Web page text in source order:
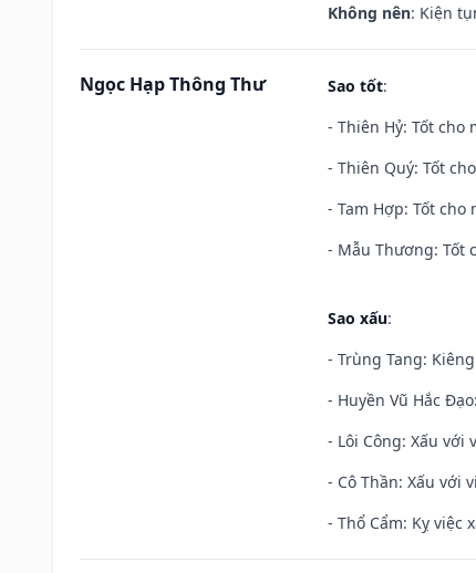
Không nên: Kiện
Ngọc Hạp Thông Thư Sao tốt:
- Thiên Hỷ: Tốt
- Thiên Quý: Tốt
- Tam Hợp: Tốt cho
- Mẫu Thương: Tốt
Sao xấu:
- Trùng Tang:
- Huyền Vũ Hắc
- Lôi Công: Xấu với
- Cô Thần: Xấu với
- Thổ Cẩm: Kỵ việc